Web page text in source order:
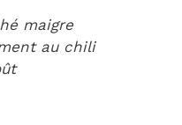
maigre
au chili